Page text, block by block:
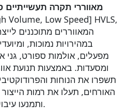
מאווררי תקרה תעשייתיים
המאווררים מתוכננים
במהירויות נמוכות,
מפעלים, אולמות ספורט, גני
ומסעדות. באמצעות תנועת
תשפרו את הנוחות
האורחים, תעלו את רמות
ותמנעו עיבוי על גבי תקרות וקירות.